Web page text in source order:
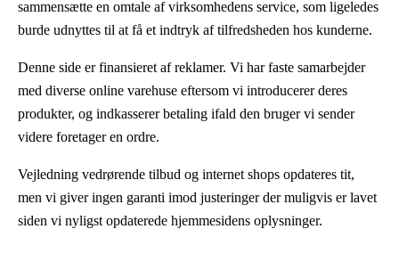
sammensætte en omtale af virksomhedens service, som ligeledes
burde udnyttes til at få et indtryk af tilfredsheden hos kunderne.
Denne side er finansieret af reklamer. Vi har faste samarbejder
med diverse online varehuse eftersom vi introducerer deres
produkter, og indkasserer betaling ifald den bruger vi sender
videre foretager en ordre.
Vejledning vedrørende tilbud og internet shops opdateres tit,
men vi giver ingen garanti imod justeringer der muligvis er lavet
siden vi nyligst opdaterede hjemmesidens oplysninger.